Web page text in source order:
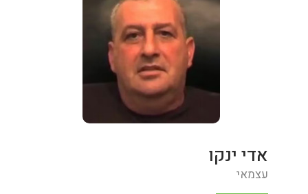
אדי ינקו
עצמאי